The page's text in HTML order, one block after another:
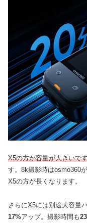
X5の方が容量が大きいで
す。8k撮影時はosmo360
X5の方が長くなります。
さらにX5には別途大容量
17%アップ。撮影時間も